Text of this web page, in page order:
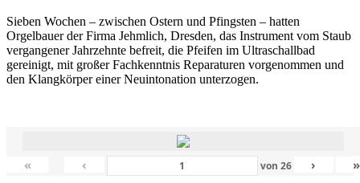
Sieben Wochen – zwischen Ostern und Pfingsten – hatten
Orgelbauer der Firma Jehmlich, Dresden, das Instrument vom Staub
vergangener Jahrzehnte befreit, die Pfeifen im Ultraschallbad
gereinigt, mit großer Fachkenntnis Reparaturen vorgenommen und
den Klangkörper einer Neuintonation unterzogen.
« ‹ von 26 › »